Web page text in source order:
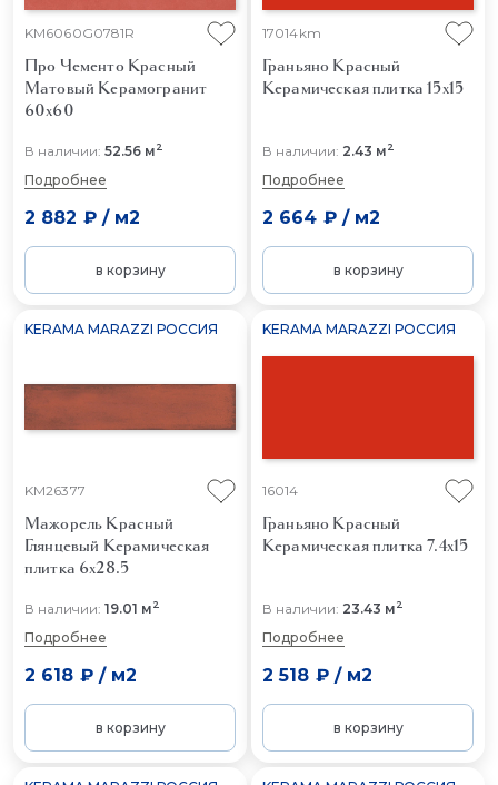
KM6060G0781R
Про Чементо Красный
Матовый Керамогранит
60x60
В наличии: 52.56 м2
Подробнее
2 882 ₽/ м2
в корзину
17014km
Граньяно Красный
Керамическая плитка 15x15
В наличии: 2.43 м2
Подробнее
2 664 ₽/ м2
в корзину
KERAMA MARAZZI РОССИЯ
KM26377
Мажорель Красный
Глянцевый Керамическая
плитка 6x28.5
В наличии: 19.01 м2
Подробнее
2 618 ₽/ м2
в корзину
KERAMA MARAZZI РОССИЯ
16014
Граньяно Красный
Керамическая плитка 7.4x15
В наличии: 23.43 м2
Подробнее
2 518 ₽/ м2
в корзину